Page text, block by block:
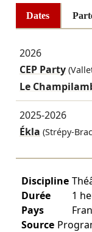
Dates
2026
CEP Party
Le
2025-2026
Ékla (Strépy-
Discipline
Durée
1
Pays
Source